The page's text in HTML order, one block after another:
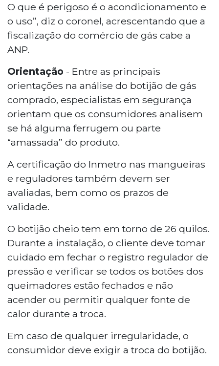
O que é perigoso é o acondicionamento e
o uso”, diz o coronel, acrescentando que a
fiscalização do comércio de gás cabe a
ANP.
Orientação - Entre as principais
orientações na análise do botijão de gás
comprado, especialistas em segurança
orientam que os consumidores analisem
se há alguma ferrugem ou parte
“amassada” do produto.
A certificação do Inmetro nas mangueiras
e reguladores também devem ser
avaliadas, bem como os prazos de
validade.
O botijão cheio tem em torno de 26 quilos.
Durante a instalação, o cliente deve tomar
cuidado em fechar o registro regulador de
pressão e verificar se todos os botões dos
queimadores estão fechados e não
acender ou permitir qualquer fonte de
calor durante a troca.
Em caso de qualquer irregularidade, o
consumidor deve exigir a troca do botijão.